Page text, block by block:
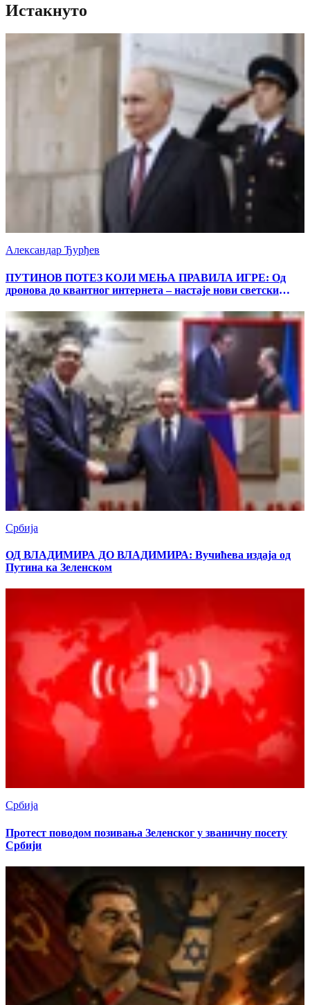
Истакнуто
Александар Ђурђев
ПУТИНОВ ПОТЕЗ КОЈИ МЕЊА ПРАВИЛА ИГРЕ: Од
дронова до квантног интернета – настаје нови светски
Србија
ОД ВЛАДИМИРА ДО ВЛАДИМИРА: Вучићева издаја од
Путина ка Зеленском
Србија
Протест поводом позивања Зеленског у званичну посету
Србији